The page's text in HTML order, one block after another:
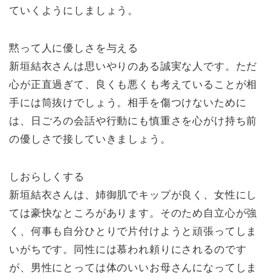
ていくようにしましょう。
黙って人に優しさを与える
新垣結衣さんは思いやりのある誠実な人です。ただ
心が正直過ぎて、良くも悪くも考えていることが相
手には筒抜けでしょう。相手を傷つけないために
は、日ごろの会話や行動にも慎重さを心がけ持ち前
の優しさで接していきましょう。
しおらしくする
新垣結衣さんは、姉御肌でキップが良く、女性にし
ては豪快なところがあります。そのため自立心が強
く、何事も自分ひとりで片付けようと頑張ってしま
いがちです。同性には慕われ頼りにされるのです
が、男性にとっては体のいいお母さんになってしま